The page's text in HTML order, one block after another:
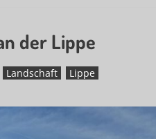
der Lippe
Landschaft Lippe